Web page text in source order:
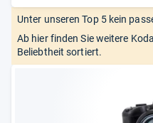
Unter unseren Top 5 kein
Ab hier finden Sie weitere
Beliebtheit sortiert.